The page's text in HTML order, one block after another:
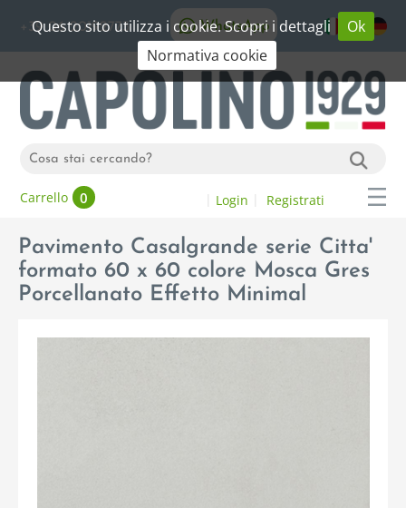
Questo sito utilizza i cookie. Scopri i dettagli
Ok
Normativa cookie
+39 06 20192773 WhatsApp
Carrello 0 Login Registrati
Pavimento Casalgrande serie Citta'
formato 60 x 60 colore Mosca Gres
Porcellanato Effetto Minimal